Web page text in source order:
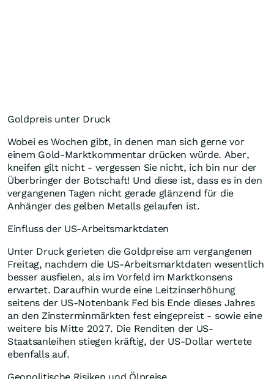
Goldpreis unter Druck
Wobei es Wochen gibt, in denen man sich gerne vor
einem Gold-Marktkommentar drücken würde. Aber,
kneifen gilt nicht - vergessen Sie nicht, ich bin nur der
Überbringer der Botschaft! Und diese ist, dass es in den
vergangenen Tagen nicht gerade glänzend für die
Anhänger des gelben Metalls gelaufen ist.
Einfluss der US-Arbeitsmarktdaten
Unter Druck gerieten die Goldpreise am vergangenen
Freitag, nachdem die US-Arbeitsmarktdaten wesentlich
besser ausfielen, als im Vorfeld im Marktkonsens
erwartet. Daraufhin wurde eine Leitzinserhöhung
seitens der US-Notenbank Fed bis Ende dieses Jahres
an den Zinsterminmärkten fest eingepreist - sowie eine
weitere bis Mitte 2027. Die Renditen der US-
Staatsanleihen stiegen kräftig, der US-Dollar wertete
ebenfalls auf.